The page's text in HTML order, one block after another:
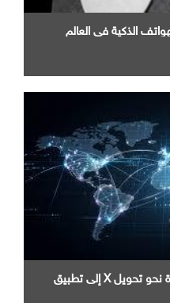
الذكية في العالم
إطلاق " XChat " في خطوة جديدة نحو تحويل X إلى تطبيق